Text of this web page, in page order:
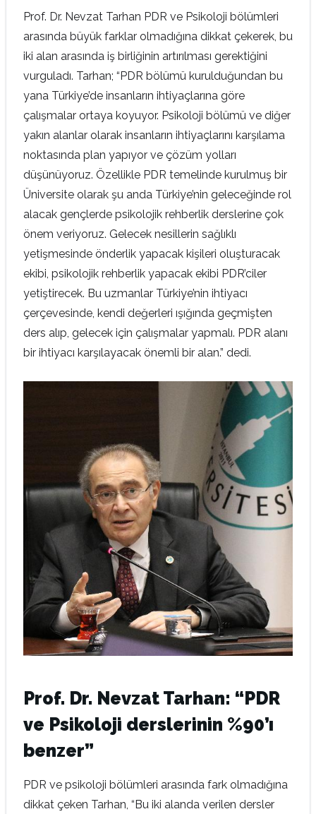
Prof. Dr. Nevzat Tarhan PDR ve Psikoloji bölümleri
arasında büyük farklar olmadığına dikkat çekerek, bu
iki alan arasında iş birliğinin artırılması gerektiğini
vurguladı. Tarhan; “PDR bölümü kurulduğundan bu
yana Türkiye’de insanların ihtiyaçlarına göre
çalışmalar ortaya koyuyor. Psikoloji bölümü ve diğer
yakın alanlar olarak insanların ihtiyaçlarını karşılama
noktasında plan yapıyor ve çözüm yolları
düşünüyoruz. Özellikle PDR temelinde kurulmuş bir
Üniversite olarak şu anda Türkiye’nin geleceğinde rol
alacak gençlerde psikolojik rehberlik derslerine çok
önem veriyoruz. Gelecek nesillerin sağlıklı
yetişmesinde önderlik yapacak kişileri oluşturacak
ekibi, psikolojik rehberlik yapacak ekibi PDR’ciler
yetiştirecek. Bu uzmanlar Türkiye’nin ihtiyacı
çerçevesinde, kendi değerleri ışığında geçmişten
ders alıp, gelecek için çalışmalar yapmalı. PDR alanı
bir ihtiyacı karşılayacak önemli bir alan.” dedi.
Prof. Dr. Nevzat Tarhan: “PDR
ve Psikoloji derslerinin %90’ı
benzer”
PDR ve psikoloji bölümleri arasında fark olmadığına
dikkat çeken Tarhan, “Bu iki alanda verilen dersler